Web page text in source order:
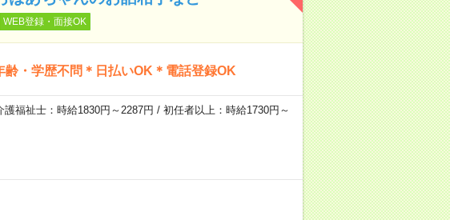
WEB登録・面接OK
齢・学歴不問＊日払いOK＊電話登録OK
福祉士：時給1830円～2287円 / 初任者以上：時給1730円～